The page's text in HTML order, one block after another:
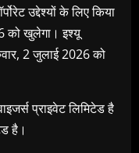
उद्देश्यों के लिए किया
को खुलेगा। इश्यू
2 जुलाई 2026 को
प्राइवेट लिमिटेड है
है।